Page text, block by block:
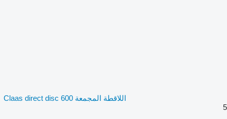
اللاقطة المجمعة Claas direct disc 600
5